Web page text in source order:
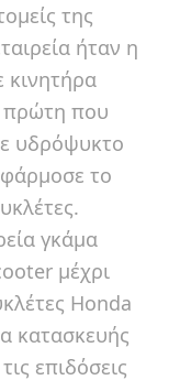
της
ήταν η
πρώτη που
υδρόψυκτο
το
γκάμα
μέχρι
Honda
κατασκευής
επιδόσεις